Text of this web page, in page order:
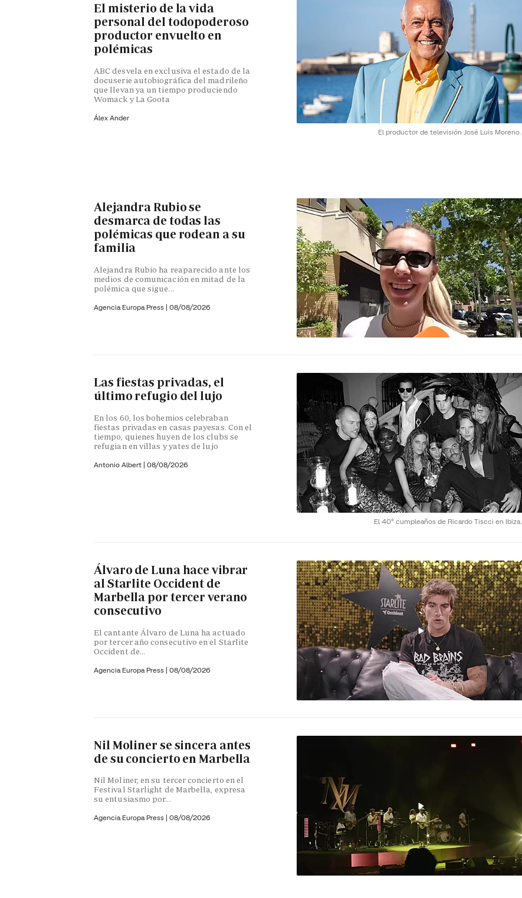
El productor de televisión José Luis Moreno.
El misterio de la vida
personal del todopoderoso
productor envuelto en
polémicas
ABC desvela en exclusiva el estado de la
docuserie autobiográfica del madrileño
que llevan ya un tiempo produciendo
Womack y La Goota
Álex Ander
Alejandra Rubio se
desmarca de todas las
polémicas que rodean a su
familia
Alejandra Rubio ha reaparecido ante los
medios de comunicación en mitad de la
polémica que sigue...
Agencia Europa Press | 08/08/2026
El 40º cumpleaños de Ricardo Tiscci en Ibiza.
Las fiestas privadas, el
último refugio del lujo
En los 60, los bohemios celebraban
fiestas privadas en casas payesas. Con el
tiempo, quienes huyen de los clubs se
refugian en villas y yates de lujo
Antonio Albert | 08/08/2026
Álvaro de Luna hace vibrar
al Starlite Occident de
Marbella por tercer verano
consecutivo
El cantante Álvaro de Luna ha actuado
por tercer año consecutivo en el Starlite
Occident de...
Agencia Europa Press | 08/08/2026
Nil Moliner se sincera antes
de su concierto en Marbella
Nil Moliner, en su tercer concierto en el
Festival Starlight de Marbella, expresa
su entusiasmo por...
Agencia Europa Press | 08/08/2026